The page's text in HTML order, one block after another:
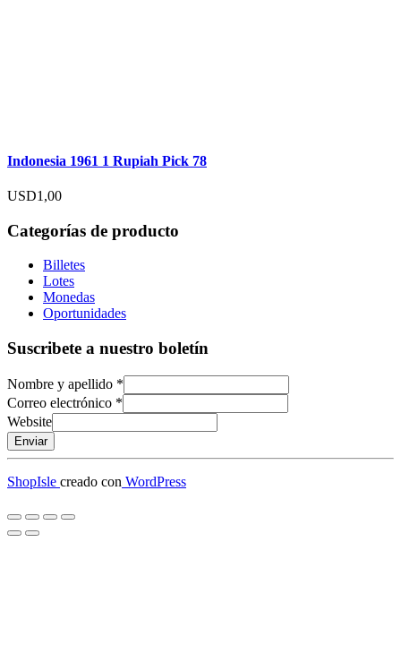
Indonesia 1961 1 Rupiah Pick 78
USD1,00
Categorías de producto
Billetes
Lotes
Monedas
Oportunidades
Suscribete a nuestro boletín
Nombre y apellido *
Correo electrónico *
Website
Enviar
ShopIsle creado con WordPress